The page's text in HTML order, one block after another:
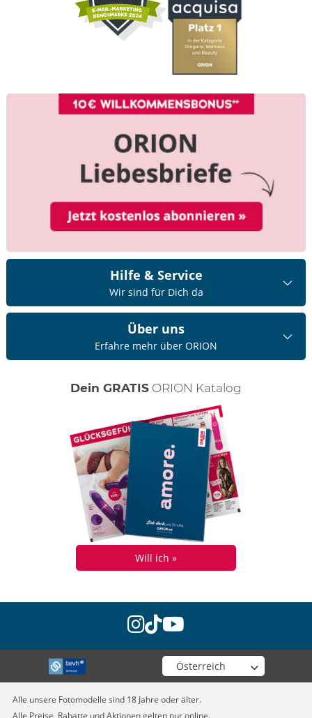
Hilfe & Service
Wir sind für Dich da
Über uns
Erfahre mehr über ORION
Dein GRATIS ORION Katalog
Will ich »
instagram
tiktok
youtube
Wähle deinen Shop
Alle unsere Fotomodelle sind 18 Jahre oder älter.